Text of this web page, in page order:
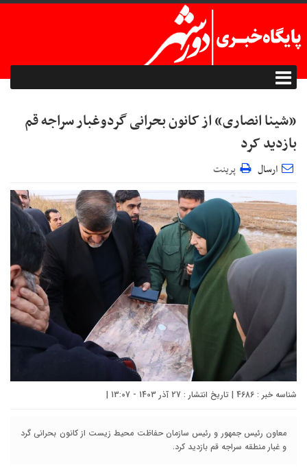
«شینا انصاری» از کانون بحرانی گردوغبار سراجه قم
بازدید کرد
ارسال پرینت
شناسه خبر : 4686 | تاریخ انتشار : 27 آذر 1403 - 13:07 |
معاون رئیس جمهور و رئیس سازمان حفاظت محیط زیست از کانون بحرانی گرد
و غبار منطقه سراجه قم بازدید کرد.